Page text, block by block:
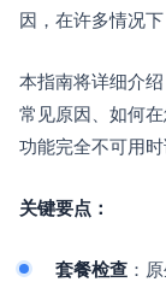
因，在许多情况
本指南将详细介
常见原因、如何
功能完全不可用时
关键要点：
套餐检查 ：